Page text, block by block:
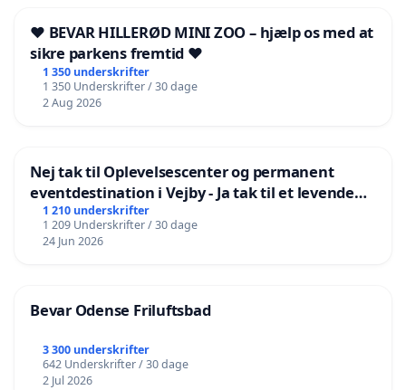
❤️ BEVAR HILLERØD MINI ZOO – hjælp os med at
sikre parkens fremtid ❤️
1 350 underskrifter
1 350 Underskrifter / 30 dage
2 Aug 2026
Nej tak til Oplevelsescenter og permanent
eventdestination i Vejby - Ja tak til et levende
lokalområde i balance
1 210 underskrifter
1 209 Underskrifter / 30 dage
24 Jun 2026
Bevar Odense Friluftsbad
3 300 underskrifter
642 Underskrifter / 30 dage
2 Jul 2026